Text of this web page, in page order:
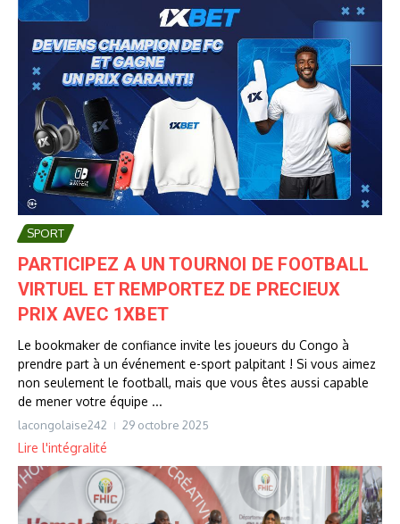
SPORT
PARTICIPEZ A UN TOURNOI DE FOOTBALL
VIRTUEL ET REMPORTEZ DE PRECIEUX
PRIX AVEC 1XBET
Le bookmaker de confiance invite les joueurs du Congo à
prendre part à un événement e-sport palpitant ! Si vous aimez
non seulement le football, mais que vous êtes aussi capable
de mener votre équipe ...
lacongolaise242 29 octobre 2025
Lire l'intégralité